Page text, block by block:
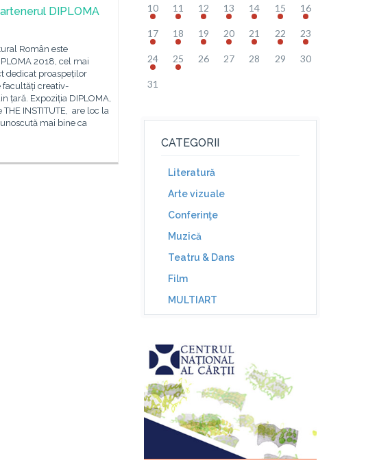
DIPLOMA
Român este
2018, cel mai
dedicat proaspeților
facultăți creativ-
țară. Expoziția DIPLOMA,
INSTITUTE, are loc la
mai bine ca
10 11 12 13 14 15 16
17 18 19 20 21 22 23
24 25 26 27 28 29 30
31
CATEGORII
Literatură
Arte vizuale
Conferinţe
Muzică
Teatru & Dans
Film
MULTIART